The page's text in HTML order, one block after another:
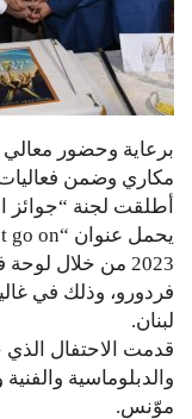
برعاية وحضور معالي
مكاري وضمن فعاليات
أطلقت لجنة “جوائز
2023 من خلال
لبنان.
قدمت الاحتفال
والدبلوماسية والفنية
موّنس.